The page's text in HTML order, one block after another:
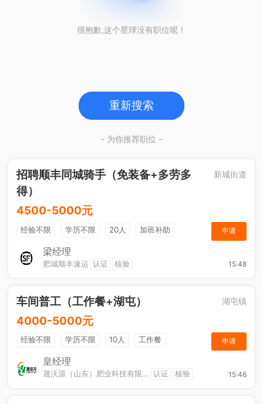
很抱歉,这个星球没有职位呢！
重新搜索
- 为你推荐职位 -
招聘顺丰同城骑手（免装备+多劳多
得）
新城街道
4500-5000元
经验不限 学历不限 20人
加班补助
综合补贴
奖励计划
申请
梁经理
肥城顺丰速运 认证 核验 15:48
车间普工（工作餐+湖屯） 湖屯镇
4000-5000元
经验不限 学历不限 10人
工作餐
奖励计划
节日福利
申请
皇经理
晟沃源（山东）肥业科技有限公司 认证 核验 15:46